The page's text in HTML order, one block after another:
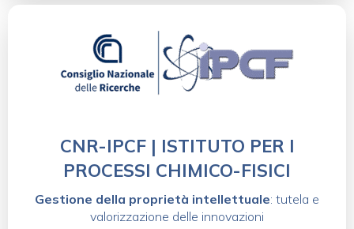
CNR-IPCF | ISTITUTO PER I
PROCESSI CHIMICO-FISICI
Gestione della proprietà intellettuale: tutela e
valorizzazione delle innovazioni